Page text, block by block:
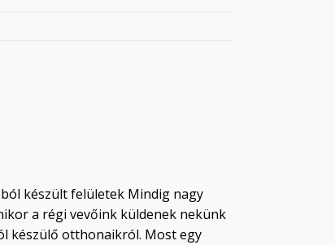
készült felületek Mindig nagy
a régi vevőink küldenek nekünk
készülő otthonaikról. Most egy